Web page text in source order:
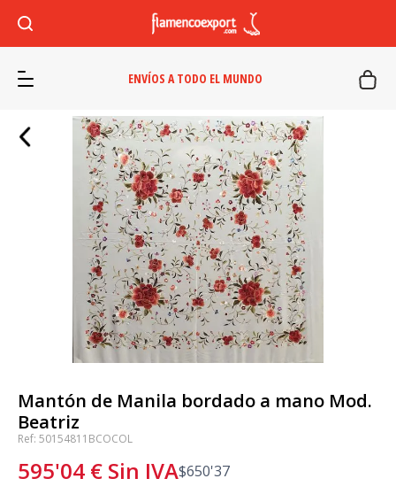
ENVÍOS A TODO EL MUNDO
Mantón de Manila bordado a mano Mod.
Beatriz
Ref: 50154811BCOCOL
595'04 € Sin IVA$650'37